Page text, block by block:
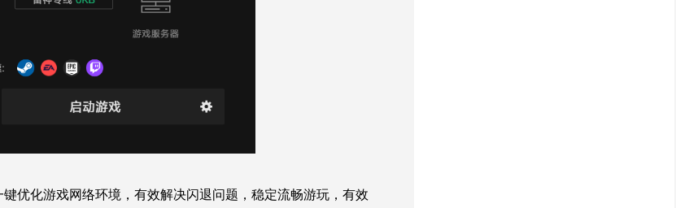
优化游戏网络环境，有效解决闪退问题， 稳定流畅游玩 ，有效